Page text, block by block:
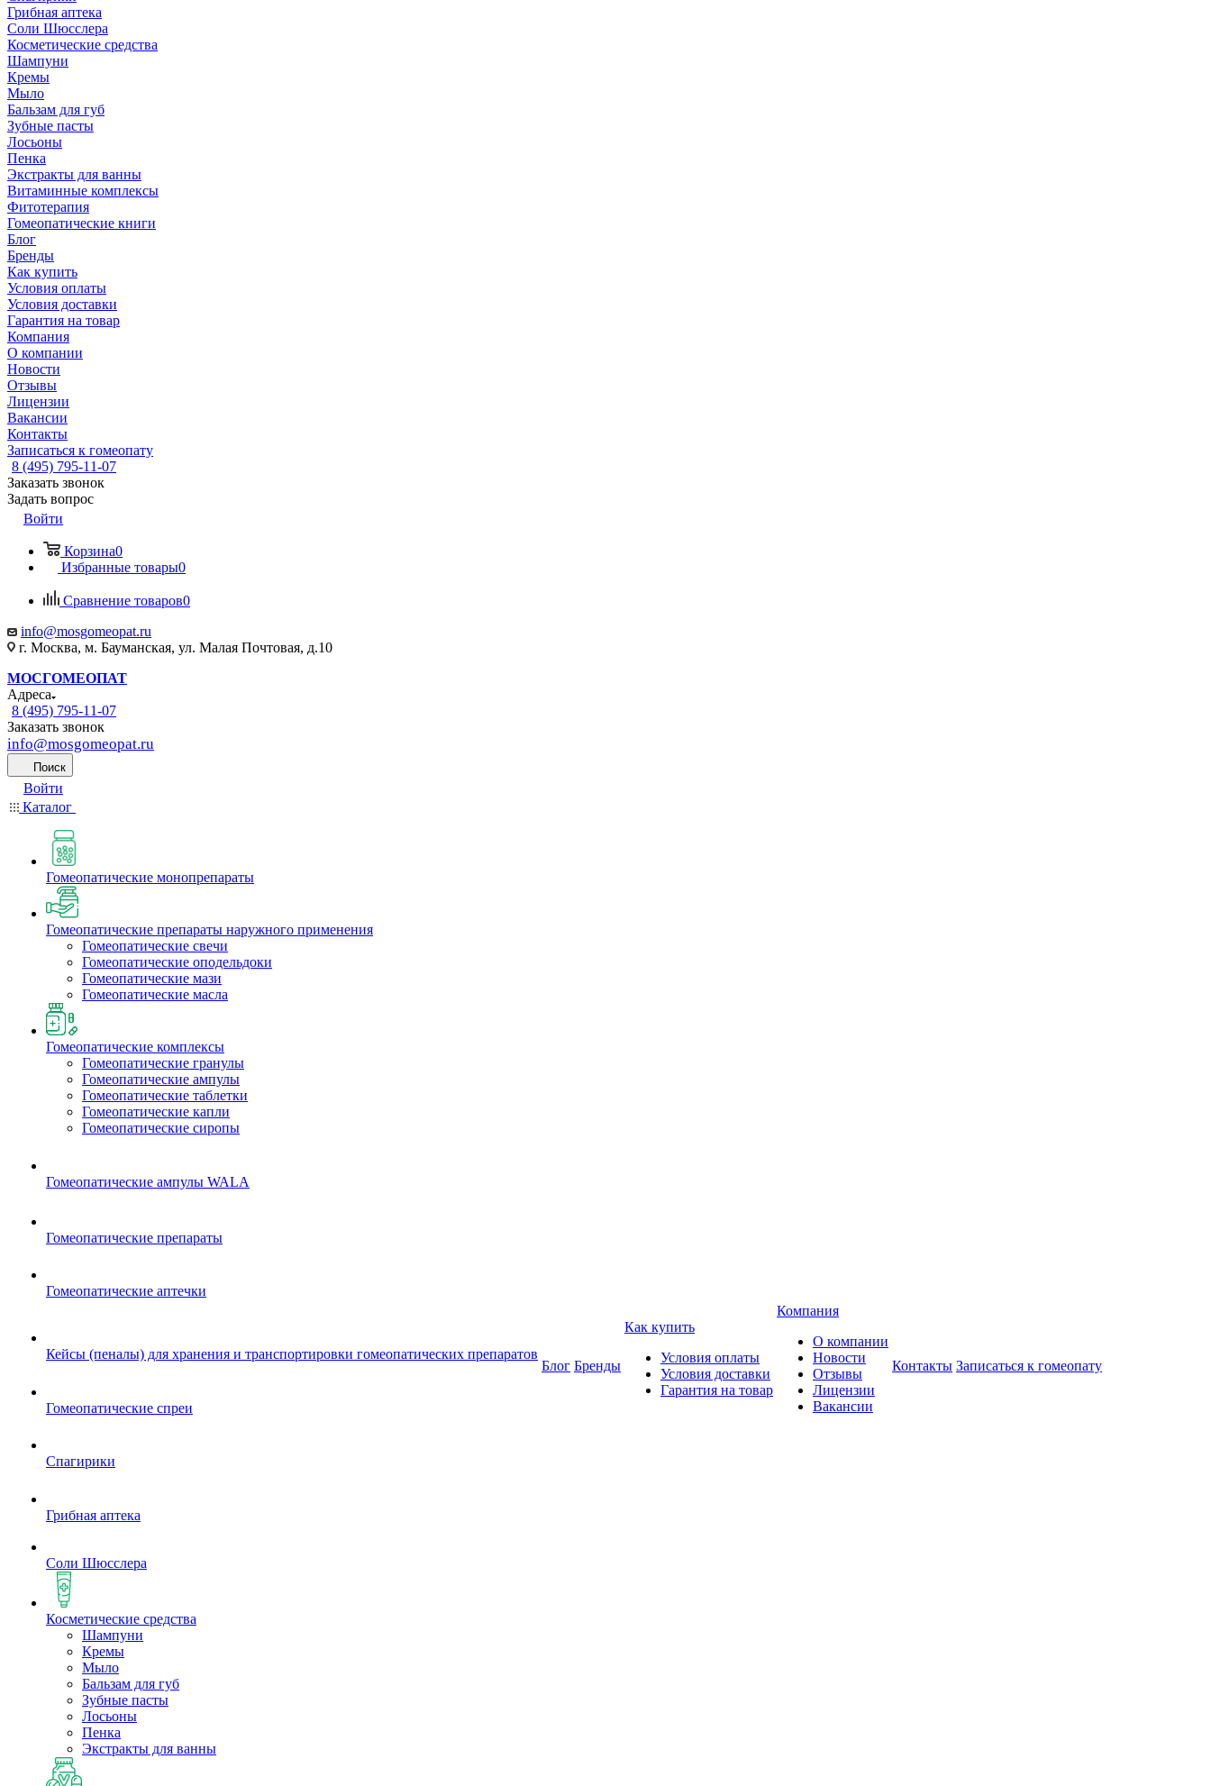
Грибная аптека
Соли Шюсслера
Косметические средства
Шампуни
Кремы
Мыло
Бальзам для губ
Зубные пасты
Лосьоны
Пенка
Экстракты для ванны
Витаминные комплексы
Фитотерапия
Гомеопатические книги
Блог
Бренды
Как купить
Условия оплаты
Условия доставки
Гарантия на товар
Компания
О компании
Новости
Отзывы
Лицензии
Вакансии
Контакты
Записаться к гомеопату
8 (495) 795-11-07
Заказать звонок
Задать вопрос
Войти
Корзина0
Избранные товары0
Сравнение товаров0
info@mosgomeopat.ru
г. Москва, м. Бауманская, ул. Малая Почтовая, д.10
МОСГОМЕОПАТ
Адреса
8 (495) 795-11-07
Заказать звонок
info@mosgomeopat.ru
Поиск
Войти
Каталог
Гомеопатические монопрепараты
Гомеопатические препараты наружного применения
Гомеопатические свечи
Гомеопатические оподельдоки
Гомеопатические мази
Гомеопатические масла
Гомеопатические комплексы
Гомеопатические гранулы
Гомеопатические ампулы
Гомеопатические таблетки
Гомеопатические капли
Гомеопатические сиропы
Гомеопатические ампулы WALA
Гомеопатические препараты
Гомеопатические аптечки
Кейсы (пеналы) для хранения и транспортировки гомеопатических препаратов
Гомеопатические спреи
Спагирики
Грибная аптека
Соли Шюсслера
Косметические средства
Шампуни
Кремы
Мыло
Бальзам для губ
Зубные пасты
Лосьоны
Пенка
Экстракты для ванны
Блог Бренды
Как купить
Условия оплаты
Условия доставки
Гарантия на товар
Компания
О компании
Новости
Отзывы
Лицензии
Вакансии
Контакты Записаться к гомеопату